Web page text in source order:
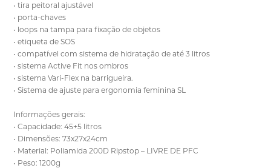
• tira peitoral ajustável
• porta-chaves
• loops na tampa para fixação de objetos
• etiqueta de SOS
• compatível com sistema de hidratação de até 3 litros
• sistema Active Fit nos ombros
• sistema Vari-Flex na barrigueira.
• Sistema de ajuste para ergonomia feminina SL
Informações gerais:
• Capacidade: 45+5 litros
• Dimensões: 73x27x24cm
• Material: Poliamida 200D Ripstop – LIVRE DE PFC
• Peso: 1200g